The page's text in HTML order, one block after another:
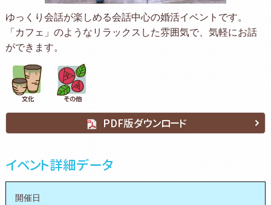
ゆっくり会話が楽しめる会話中心の婚活イベントです。
「カフェ」のようなリラックスした雰囲気で、気軽にお話
ができます。
PDF版ダウンロード
イベント詳細データ
開催日